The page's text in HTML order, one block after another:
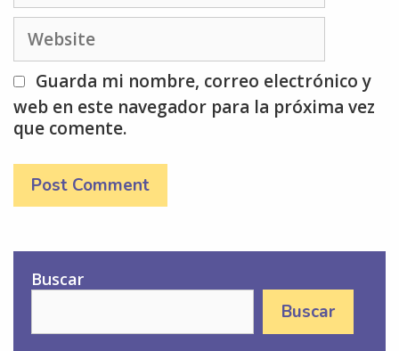
Website
Guarda mi nombre, correo electrónico y
web en este navegador para la próxima vez
que comente.
Buscar
Buscar